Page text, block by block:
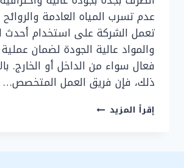
عدم تسرب المياه العادمة
تعمل الشركة على استخدام أحدث
والمواد عالية الجودة لضمان
فعال سواء من الداخل أو الخارج.
ذلك، فإن فريق العمل المتخصص…
إقرأ المزيد شركة